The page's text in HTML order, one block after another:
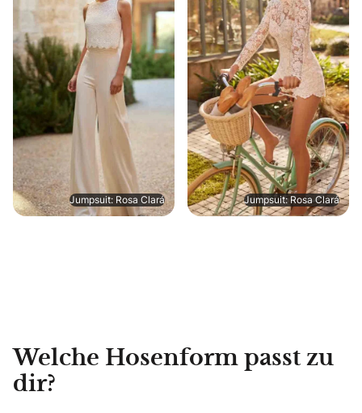
Jumpsuit: Rosa Clará Jumpsuit: Rosa Clará
Welche Hosenform passt zu
dir?